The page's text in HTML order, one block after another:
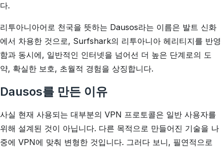
다.
리투아니아어로 천국을 뜻하는 Dausos라는 이름은 발트 신화
에서 차용한 것으로, Surfshark의 리투아니아 헤리티지를 반영
함과 동시에, 일반적인 인터넷을 넘어선 더 높은 단계로의 도
약, 확실한 보호, 초월적 경험을 상징합니다.
Dausos를 만든 이유
사실 현재 사용되는 대부분의 VPN 프로토콜은 일반 사용자를
위해 설계된 것이 아닙니다. 다른 목적으로 만들어진 기술을 나
중에 VPN에 맞춰 변형한 것입니다. 그러다 보니, 필연적으로